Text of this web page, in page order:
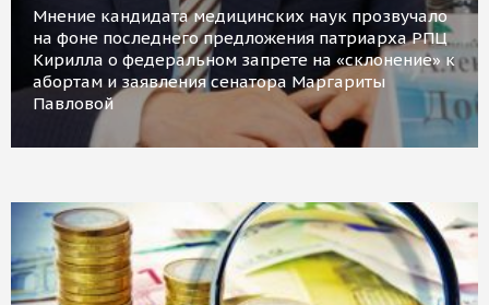
Мнение кандидата медицинских наук прозвучало
на фоне последнего предложения патриарха РПЦ
Кирилла о федеральном запрете на «склонение» к
абортам и заявления сенатора Маргариты
Павловой